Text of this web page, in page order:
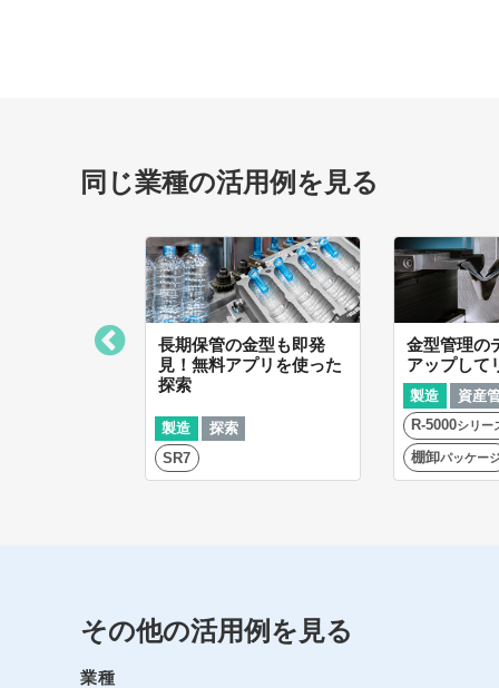
同じ業種の活用例を見る
長期保管の金型も即発
見！無料アプリを使った
探索
製造
探索
SR7
金型管理の
アップして
製造
資産
R-5000シリー
棚卸パッケー
その他の活用例を見る
業種